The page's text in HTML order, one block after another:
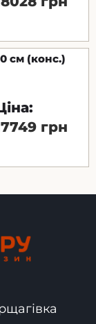
см (конс.)
грн